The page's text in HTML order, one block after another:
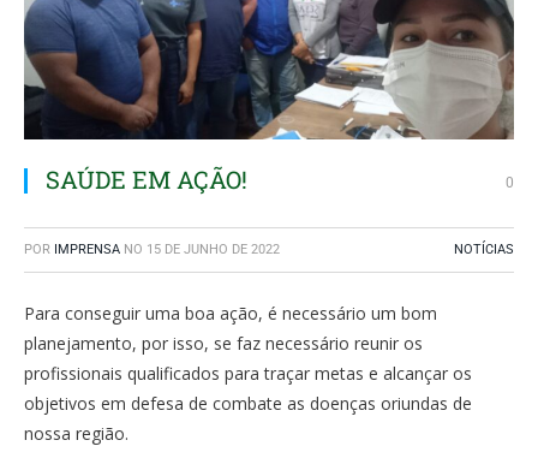
SAÚDE EM AÇÃO! 0
POR IMPRENSA NO 15 DE JUNHO DE 2022 NOTÍCIAS
Para conseguir uma boa ação, é necessário um bom
planejamento, por isso, se faz necessário reunir os
profissionais qualificados para traçar metas e alcançar os
objetivos em defesa de combate as doenças oriundas de
nossa região.